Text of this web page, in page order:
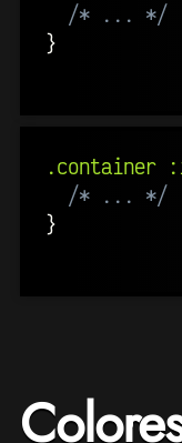
/* ... */
}
.container
/* ... */
}